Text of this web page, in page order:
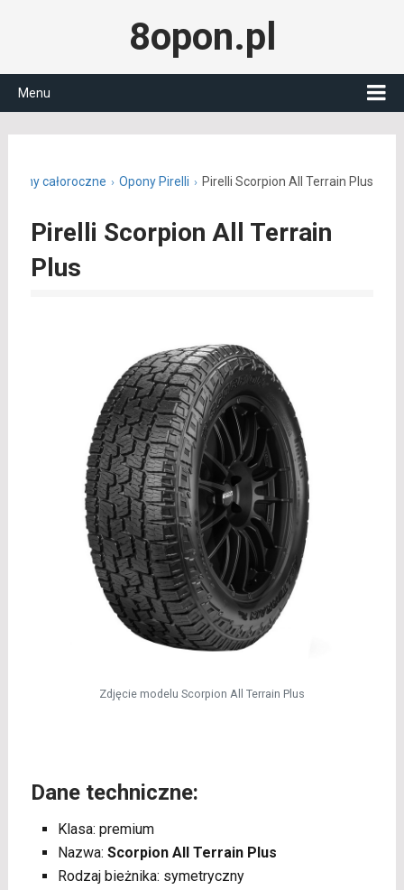
8opon.pl
Menu
Opony całoroczne Opony Pirelli Pirelli Scorpion All Terrain Plus
Pirelli Scorpion All Terrain
Plus
Zdjęcie modelu Scorpion All Terrain Plus
Dane techniczne:
Klasa: premium
Nazwa: Scorpion All Terrain Plus
Rodzaj bieżnika: symetryczny